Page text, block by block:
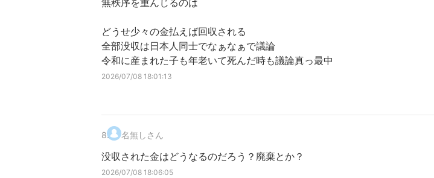
無秩序を重んじるのは
どうせ少々の金払えば回収される
全部没収は日本人同士でなぁなぁで議論
令和に産まれた子も年老いて死んだ時も議論真っ最中
2026/07/08 18:01:13
8. 名無しさん
没収された金はどうなるのだろう？廃棄とか？
2026/07/08 18:06:05